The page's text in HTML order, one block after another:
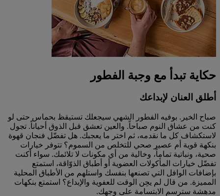
حكاية تبدأ مع وجبة الفطور
أطلق العنان لإبداعك
صباح الخير. بوفيه الفطور الشهي سيجعلك تستيقظ بحماس حتى لو
كنت من عشاق النوم صباحاً. والعين تعشق قبل الذوق أحياناً. تجول
لاستكشاف كل ما نقدمه، ثم اختر ما يعجبك. هل تفضّل فنجان قهوة
بنكهة قوية أم عصير صحي للتخلص من السموم؟ تتوفر خيارات
صحية، ونباتية تماماً، وخالية من أي مكونات لا تلائمك. سواء أكنت
تفضّل خيارات المأكولات العضوية أو أطباق الذوّاقة، استمتع
بإضافات الوافل التي تصنعها بنفسك واستلهم من الأطباق المحلية
المميزة. من قال لم يحِن الوقت للعفوية والإبداع؟ استمتع بنكهات
مدهشة سترسم الابتسامة على وجهك.